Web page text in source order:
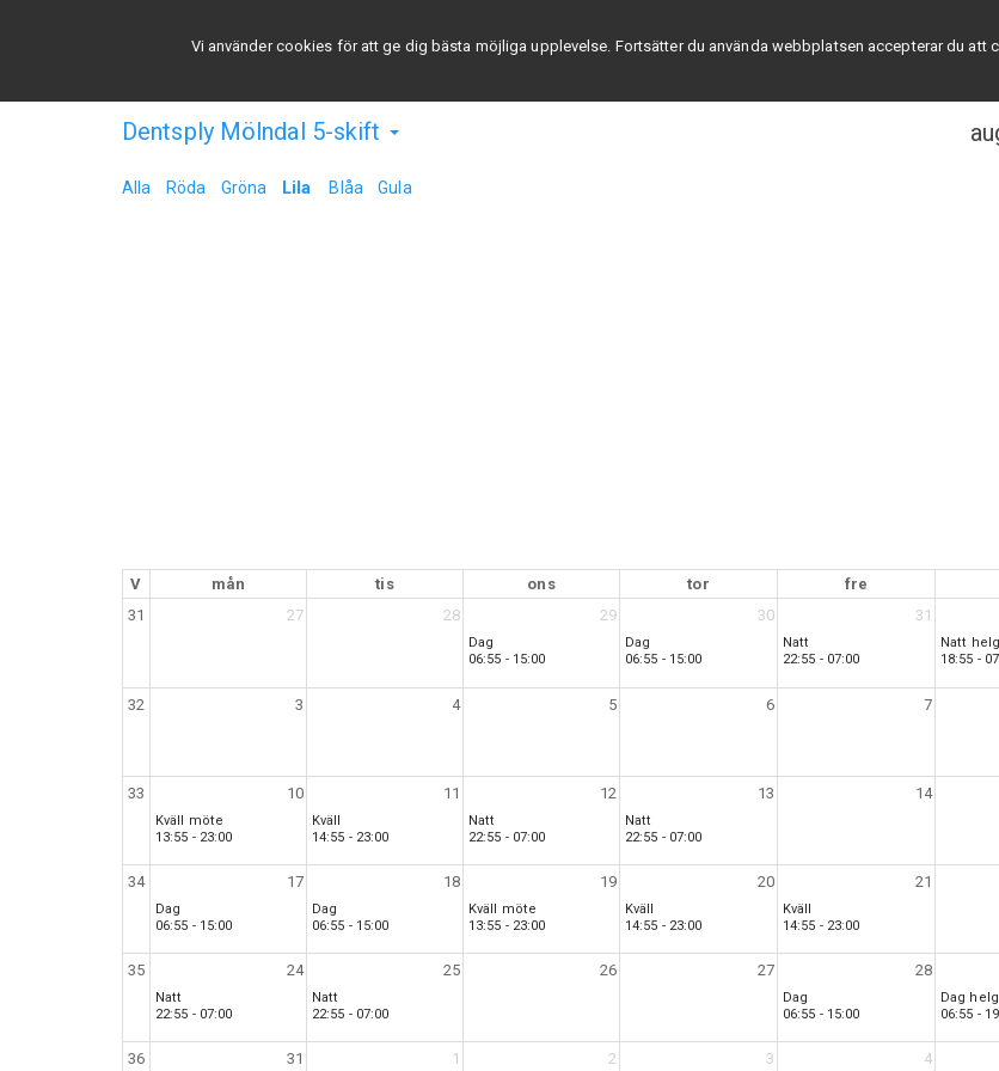
Välj schema Appar Om Kontakt
Dentsply Mölndal 5-skift
Alla Röda Gröna Lila Blåa Gula
V mån tis ons tor fre
31
27 28 29 30 31
Dag
06:55 - 15:00
Dag
06:55 - 15:00
Natt
22:55 - 07:00
Natt helg
18:55 -
32 3 4 5 6 7
33 10 11 12 13 14
Kväll möte
13:55 - 23:00
Kväll
14:55 - 23:00
Natt
22:55 - 07:00
Natt
22:55 - 07:00
34 17 18 19 20 21
Dag
06:55 - 15:00
Dag
06:55 - 15:00
Kväll möte
13:55 - 23:00
Kväll
14:55 - 23:00
Kväll
14:55 - 23:00
35 24 25 26 27 28
Natt
22:55 - 07:00
Natt
22:55 - 07:00
Dag
06:55 - 15:00
Dag helg
06:55 -
36 31 1 2 3 4
Vi använder cookies för att ge dig bästa möjliga upplevelse. Fortsätter du använda webbplatsen accepterar du att